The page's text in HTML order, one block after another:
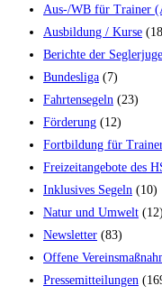
Aus-/WB für Trainer
Ausbildung / Kurse
Berichte der
Bundesliga (7)
Fahrtensegeln (23)
Förderung (12)
Fortbildung für
Freizeitangebote des
Inklusives Segeln (10)
Natur und Umwelt (12)
Newsletter (83)
Offene
Pressemitteilungen